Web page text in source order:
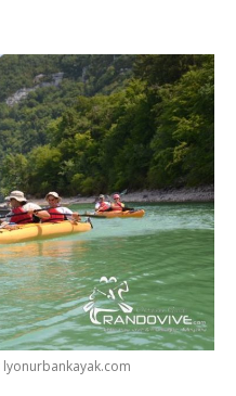
lyonurbankayak.com